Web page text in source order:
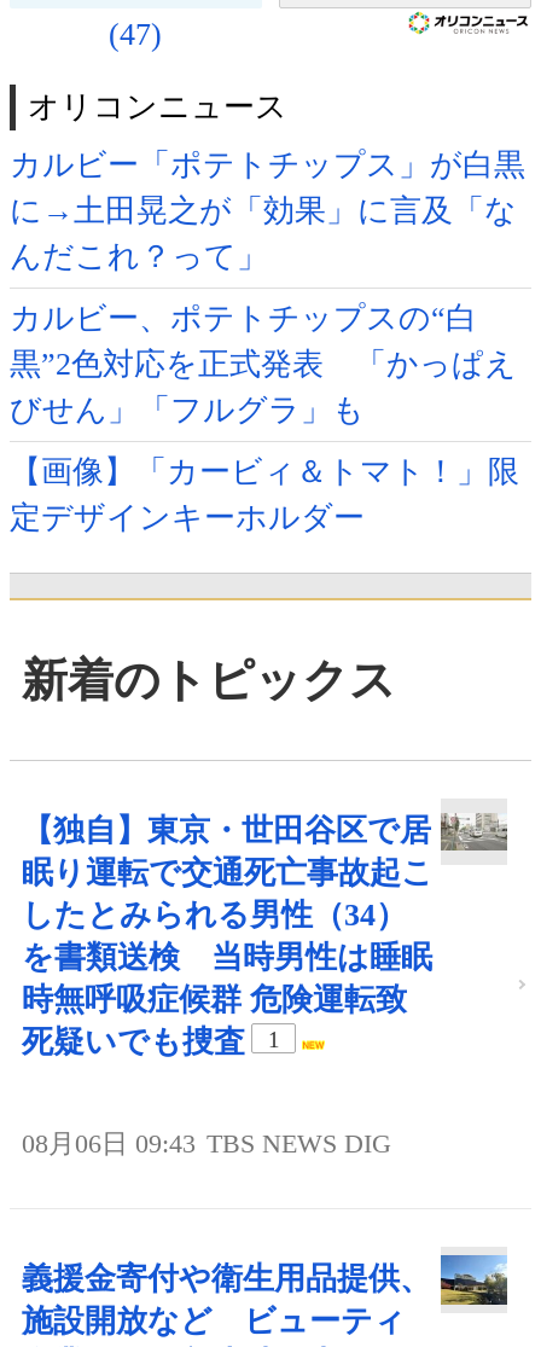
(47)
オリコンニュース
カルビー「ポテトチップス」が白黒
に→土田晃之が「効果」に言及「な
んだこれ？って」
カルビー、ポテトチップスの“白
黒”2色対応を正式発表 「かっぱえ
びせん」「フルグラ」も
【画像】「カービィ＆トマト！」限
定デザインキーホルダー
新着のトピックス
【独自】東京・世田谷区で居
眠り運転で交通死亡事故起こ
したとみられる男性（34）
を書類送検 当時男性は睡眠
時無呼吸症候群 危険運転致
死疑いでも捜査
1
08月06日 09:43 TBS NEWS DIG
義援金寄付や衛生用品提供、
施設開放など ビューティ